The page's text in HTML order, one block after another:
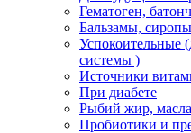
Гематоген,
Бальзамы,
Успокоительные
системы )
Источники
При диабете
Рыбий жир,
Пробиотики и